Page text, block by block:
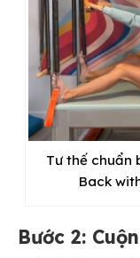
Tư thế chuẩn
Back
Bước 2: